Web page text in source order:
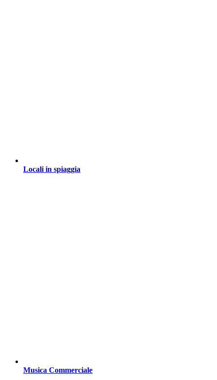
Locali in spiaggia
Musica Commerciale